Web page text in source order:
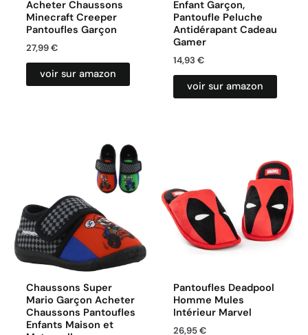
Acheter Chaussons
Minecraft Creeper
Pantoufles Garçon
27,99€
voir sur amazon
Enfant Garçon,
Pantoufle Peluche
Antidérapant Cadeau
Gamer
14,93 €
voir sur amazon
Chaussons Super
Mario Garçon Acheter
Chaussons Pantoufles
Enfants Maison et
Pantoufles Deadpool
Homme Mules
Intérieur Marvel
26,95€